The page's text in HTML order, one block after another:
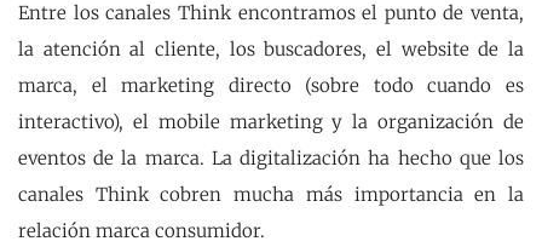
Entre los canales Think encontramos el punto de venta,
la atención al cliente, los buscadores, el website de la
marca, el marketing directo (sobre todo cuando es
interactivo), el mobile marketing y la organización de
eventos de la marca. La digitalización ha hecho que los
canales Think cobren mucha más importancia en la
relación marca consumidor.